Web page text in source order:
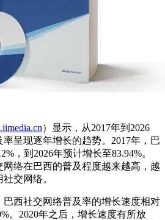
）显示，从2017年到2026
呈现逐年增长的趋势。2017年，巴
，到2026年预计增长至83.94%。
络在巴西的普及程度越来越高，越
交网络。
西社交网络普及率的增长速度相对
。2020年之后，增长速度有所放